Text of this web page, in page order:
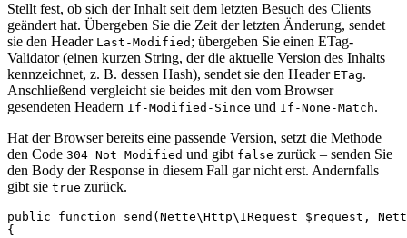
Stellt fest, ob sich der Inhalt seit dem letzten Besuch des Clients
geändert hat. Übergeben Sie die Zeit der letzten Änderung, sendet
sie den Header Last-Modified ; übergeben Sie einen ETag-
Validator (einen kurzen String, der die aktuelle Version des Inhalts
kennzeichnet, z. B. dessen Hash), sendet sie den Header ETag.
Anschließend vergleicht sie beides mit den vom Browser
gesendeten Headern If-Modified-Since und If-None-Match.
Hat der Browser bereits eine passende Version, setzt die Methode
den Code 304 Not Modified und gibt false zurück – senden Sie
den Body der Response in diesem Fall gar nicht erst. Andernfalls
gibt sie true zurück.
public function send(Nette\Http\IRequest $request,
{